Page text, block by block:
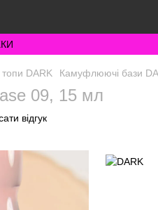
DARK Камуфлюючі бази
09, 15 мл
відгук